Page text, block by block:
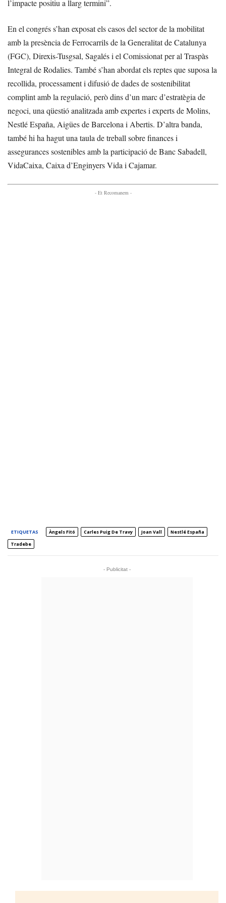
l’impacte positiu a llarg termini”.
En el congrés s’han exposat els casos del sector de la mobilitat
amb la presència de Ferrocarrils de la Generalitat de Catalunya
(FGC), Direxis-Tusgsal, Sagalés i el Comissionat per al Traspàs
Integral de Rodalies. També s’han abordat els reptes que suposa la
recollida, processament i difusió de dades de sostenibilitat
complint amb la regulació, però dins d’un marc d’estratègia de
negoci, una qüestió analitzada amb expertes i experts de Molins,
Nestlé España, Aigües de Barcelona i Abertis. D’altra banda,
també hi ha hagut una taula de treball sobre finances i
assegurances sostenibles amb la participació de Banc Sabadell,
VidaCaixa, Caixa d’Enginyers Vida i Cajamar.
- Et Recomanem -
ETIQUETAS Àngels Fitó Carles Puig De Travy Joan Vall
Nestlé España
Tradebe
- Publicitat -